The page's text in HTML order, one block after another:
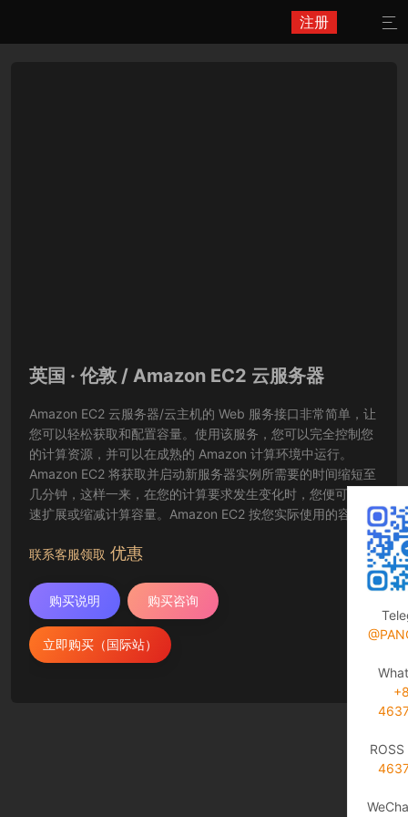
注册 
英国 · 伦敦 / Amazon EC2 云服务器
Amazon EC2 云服务器/云主机的 Web 服务接口非常简单，让
您可以轻松获取和配置容量。使用该服务，您可以完全控制您
的计算资源，并可以在成熟的 Amazon 计算环境中运行。
Amazon EC2 将获取并启动新服务器实例所需要的时间缩短至
几分钟，这样一来，在您的计算要求发生变化时，您便可以快
速扩展或缩减计算容量。Amazon EC2 按您实际使用的容量收
费，改变了计算的成本结算方式。Amazon EC2 云服务器还为
开发人员提供了创建故障恢复应用程序以及排除常见故障情况
联系客服领取 优惠
购买说明 购买咨询
立即购买（国际站）